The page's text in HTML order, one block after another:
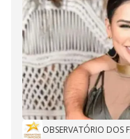
OBSERVATÓRIO DOS